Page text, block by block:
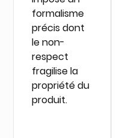
formalisme
précis dont
le non-
respect
fragilise la
propriété du
produit.